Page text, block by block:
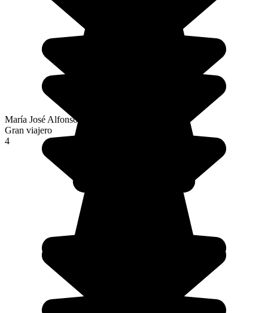
María José Alfonso Fernández
Gran viajero
4